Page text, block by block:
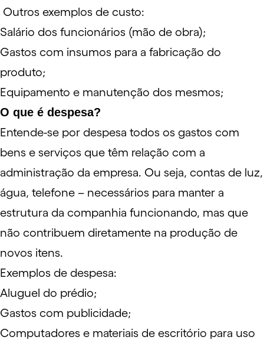
Outros exemplos de custo:
Salário dos funcionários (mão de obra);
Gastos com insumos para a fabricação do
produto;
Equipamento e manutenção dos mesmos;
O que é despesa?
Entende-se por despesa todos os gastos com
bens e serviços que têm relação com a
administração da empresa. Ou seja, contas de luz,
água, telefone – necessários para manter a
estrutura da companhia funcionando, mas que
não contribuem diretamente na produção de
novos itens.
Exemplos de despesa:
Aluguel do prédio;
Gastos com publicidade;
Computadores e materiais de escritório para uso